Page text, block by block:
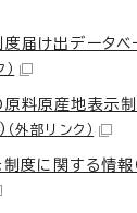
届け出データベ
料原産地表示制
（外部リンク）
度に関する情報